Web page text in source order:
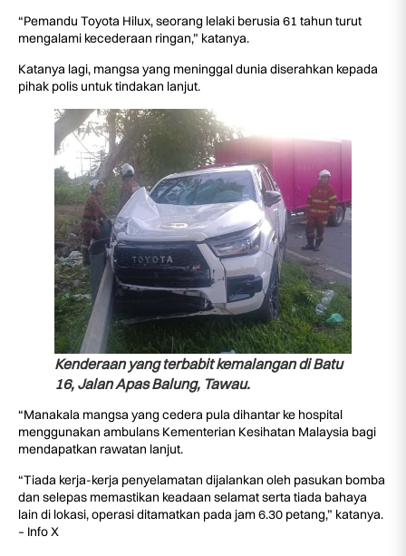
“Pemandu Toyota Hilux, seorang lelaki berusia 61 tahun turut
mengalami kecederaan ringan,” katanya.
Katanya lagi, mangsa yang meninggal dunia diserahkan kepada
pihak polis untuk tindakan lanjut.
Kenderaan yang terbabit kemalangan di Batu
16, Jalan Apas Balung, Tawau.
“Manakala mangsa yang cedera pula dihantar ke hospital
menggunakan ambulans Kementerian Kesihatan Malaysia bagi
mendapatkan rawatan lanjut.
“Tiada kerja-kerja penyelamatan dijalankan oleh pasukan bomba
dan selepas memastikan keadaan selamat serta tiada bahaya
lain di lokasi, operasi ditamatkan pada jam 6.30 petang,” katanya.
– Info X